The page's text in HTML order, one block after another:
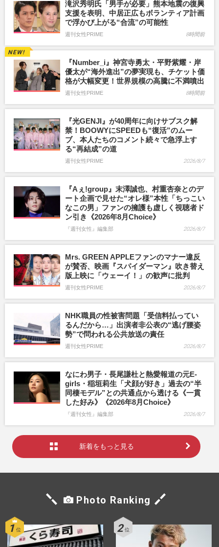
滝沢秀明氏「男手が必要」熊本地震の復興
支援を表明、中居正広もボランティア計画
で浮かび上がる“合流”の可能性
週刊女性PRIME 8時間前
『Number_i』神宮寺勇太・平野紫耀・岸
優太が“海外進出”の夢実現も、チケット価
格が大幅変更！世界規模の高騰に不満噴出
週刊女性PRIME 8時間前
『光GENJI』が40周年に向けサブスク解
禁！BOOWYにSPEEDも“復活”のムー
ブ、本人たちのコメント続々で急浮上す
る“再結成”の道
週刊女性PRIME 2026/8/7
『Aぇ!group』末澤誠也、村重杏奈とのデ
ート企画で見せた“オレ様”本性「ちっこい
なこの男」ファンの擁護も虚しく視聴者ド
ン引き《2026年8月Choice》
『週刊女性』編集部 2026/8/7
Mrs. GREEN APPLEファンのマナー違反
が賛否、映画『スパイダーマン』吹き替え
版上映に「ウェーイ！」の歓声に批判
週刊女性PRIME 2026/8/7
NHK職員の性被害問題「受信料払ってい
るんだから…」出演者非公表の“逃げ腰姿
勢”で問われる公共放送の責任
週刊女性PRIME 2026/8/7
なにわ男子・長尾謙杜と熱愛報道の元E-
girls・稲垣莉生「犬顔が好き」過去の“半
同棲モデル”との共通点から透ける《一貫
した好み》《2026年8月Choice》
『週刊女性』編集部 2026/8/7
新着をもっと見る
Photo Ranking